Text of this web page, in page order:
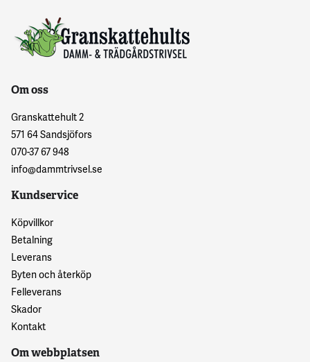
Om oss
Granskattehult 2
571 64 Sandsjöfors
070-37 67 948
info@dammtrivsel.se
Kundservice
Köpvillkor
Betalning
Leverans
Byten och återköp
Felleverans
Skador
Kontakt
Om webbplatsen